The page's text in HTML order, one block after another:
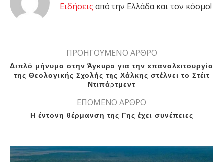
Eιδήσεις από την Ελλάδα και τον κόσμο!
ΠΡΟΗΓΟΥΜΕΝΟ ΑΡΘΡΟ
Διπλό μήνυμα στην Άγκυρα για την επαναλειτουργία
της Θεολογικής Σχολής της Χάλκης στέλνει το Στέιτ
Ντιπάρτμεντ
ΕΠΟΜΕΝΟ ΑΡΘΡΟ
H έντονη θέρμανση της Γης έχει συνέπειες